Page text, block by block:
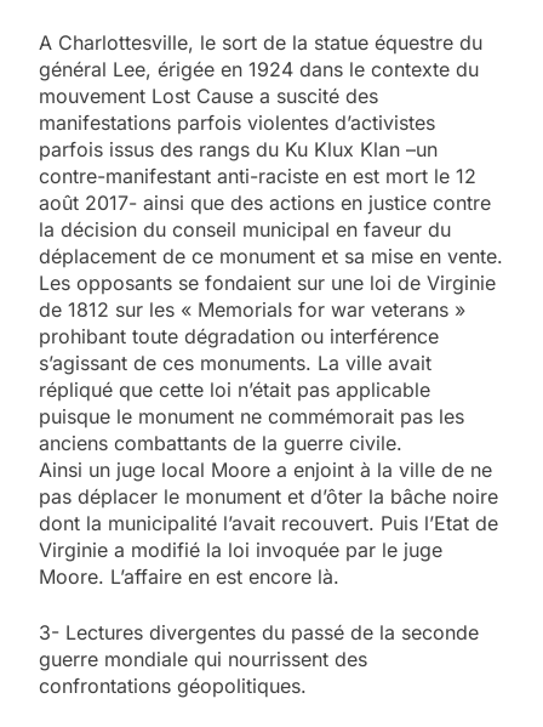
A Charlottesville, le sort de la statue équestre du
général Lee, érigée en 1924 dans le contexte du
mouvement Lost Cause a suscité des
manifestations parfois violentes d’activistes
parfois issus des rangs du Ku Klux Klan –un
contre-manifestant anti-raciste en est mort le 12
août 2017- ainsi que des actions en justice contre
la décision du conseil municipal en faveur du
déplacement de ce monument et sa mise en vente.
Les opposants se fondaient sur une loi de Virginie
de 1812 sur les « Memorials for war veterans »
prohibant toute dégradation ou interférence
s’agissant de ces monuments. La ville avait
répliqué que cette loi n’était pas applicable
puisque le monument ne commémorait pas les
anciens combattants de la guerre civile.
Ainsi un juge local Moore a enjoint à la ville de ne
pas déplacer le monument et d’ôter la bâche noire
dont la municipalité l’avait recouvert. Puis l’Etat de
Virginie a modifié la loi invoquée par le juge
Moore. L’affaire en est encore là.
3- Lectures divergentes du passé de la seconde
guerre mondiale qui nourrissent des
confrontations géopolitiques.